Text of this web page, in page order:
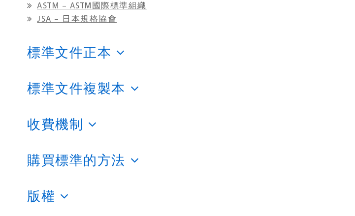
ASTM – ASTM國際標準組織
JSA – 日本規格協會
標準文件正本
標準文件複製本
收費機制
購買標準的方法
版權